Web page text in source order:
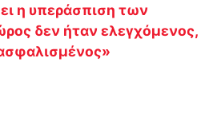
η υπεράσπιση των
δεν ήταν ελεγχόμενος,